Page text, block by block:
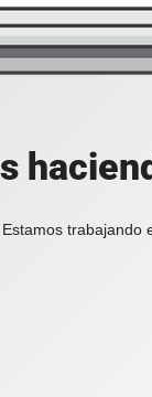
trabajando